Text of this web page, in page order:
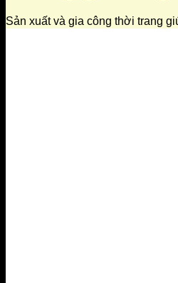
Sản xuất và gia công thời trang